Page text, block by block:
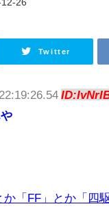
26
Twitter
「FF」とか「四